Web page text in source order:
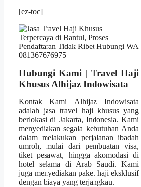
[ez-toc]
Hubungi Kami | Travel Haji
Khusus Alhijaz Indowisata
Kontak Kami Alhijaz Indowisata
adalah jasa travel haji khusus yang
berlokasi di Jakarta, Indonesia. Kami
menyediakan segala kebutuhan Anda
dalam melakukan perjalanan ibadah
umroh, mulai dari pembuatan visa,
tiket pesawat, hingga akomodasi di
hotel selama di Arab Saudi. Kami
juga menyediakan paket haji eksklusif
dengan biaya yang terjangkau.